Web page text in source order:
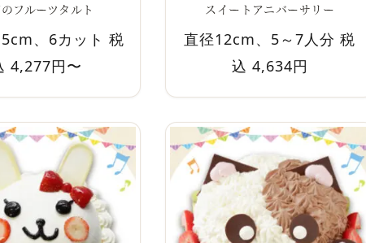
フルーツタルト
、6カット 税
4,277円〜
スイートアニバーサリー
直径12cm、5～7人分 税
込 4,634円